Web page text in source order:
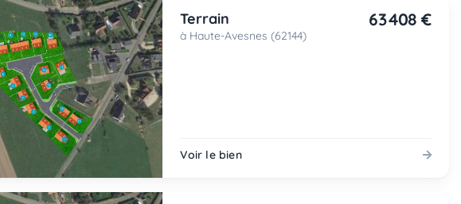
Terrain
à Haute-Avesnes (62144)
63 408 €
Voir le bien